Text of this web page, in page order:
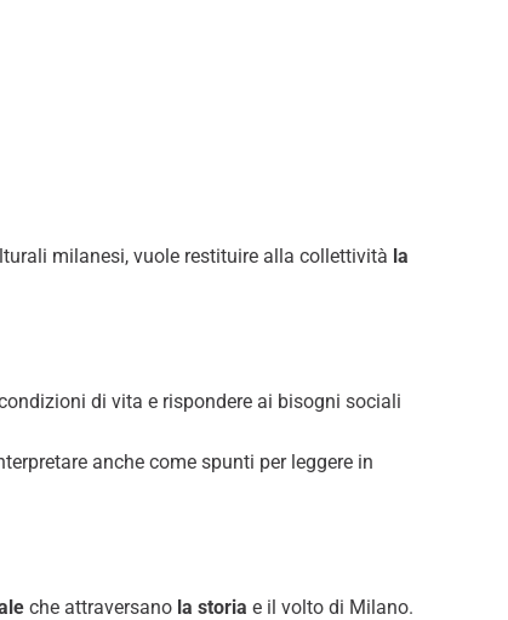
milanesi, vuole restituire alla collettività la
di vita e rispondere ai bisogni sociali
anche come spunti per leggere in
che attraversano la storia e il volto di Milano.